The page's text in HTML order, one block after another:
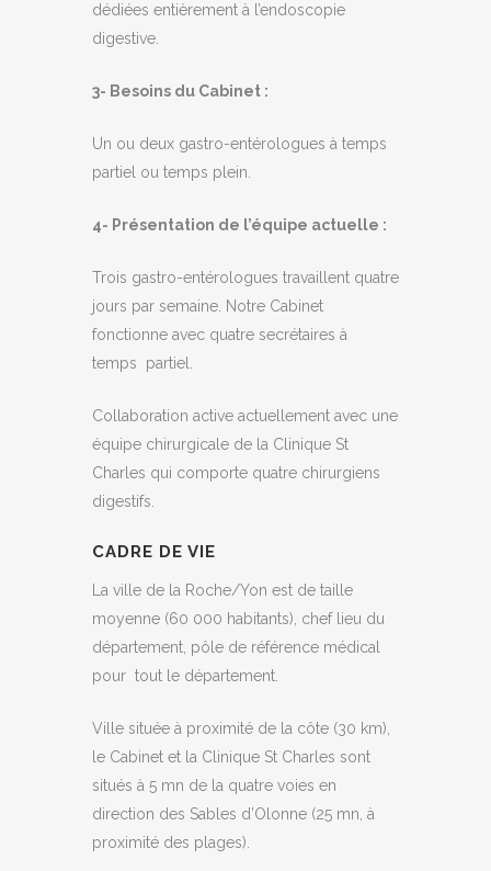
dédiées entièrement à l’endoscopie
digestive.
3- Besoins du Cabinet :
Un ou deux gastro-entérologues à temps
partiel ou temps plein.
4- Présentation de l’équipe actuelle :
Trois gastro-entérologues travaillent quatre
jours par semaine. Notre Cabinet
fonctionne avec quatre secrétaires à
temps partiel.
Collaboration active actuellement avec une
équipe chirurgicale de la Clinique St
Charles qui comporte quatre chirurgiens
digestifs.
CADRE DE VIE
La ville de la Roche/Yon est de taille
moyenne (60 000 habitants), chef lieu du
département, pôle de référence médical
pour tout le département.
Ville située à proximité de la côte (30 km),
le Cabinet et la Clinique St Charles sont
situés à 5 mn de la quatre voies en
direction des Sables d’Olonne (25 mn, à
proximité des plages).